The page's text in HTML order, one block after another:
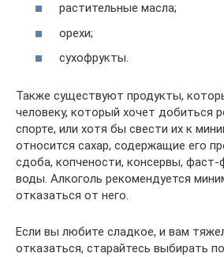
растительные масла;
орехи;
сухофрукты.
Также существуют продукты,
человеку, который хочет добиться
спорте, или хотя бы свести их к
относится сахар, содержащие его
сдоба, копчености, консервы, фаст-
воды. Алкоголь рекомендуется
отказаться от него.
Если вы любите сладкое, и вам
отказаться, старайтесь выбирать